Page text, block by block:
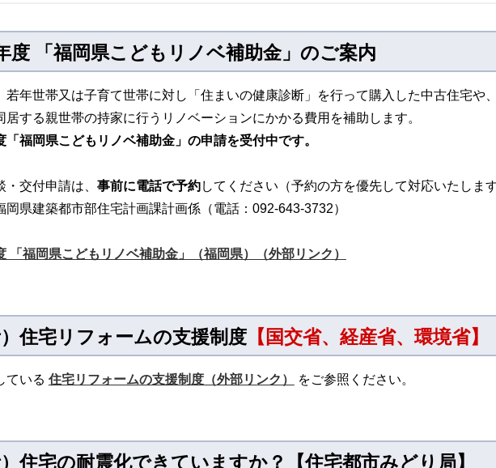
度 「福岡県こどもリノベ補助金」のご案内
若年世帯又は子育て世帯に対し「住まいの健康診断」を行って購入した中古住宅や
居する親世帯の持家に行うリノベーションにかかる費用を補助します。
「福岡県こどもリノベ補助金」の申請を受付中です。
・交付申請は、 事前に電話で予約してください（予約の方を優先して対応いたしま
岡県建築都市部住宅計画課計画係（電話：092-643-3732）
「福岡県こどもリノベ補助金」（福岡県）（外部リンク）
住宅リフォームの支援制度【国交省、経産省、環境省】
ている 住宅リフォームの支援制度（外部リンク） をご参照ください。
）住宅の耐震化できていますか？【住宅都市みどり局】